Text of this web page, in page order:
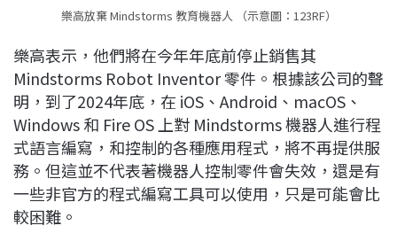
樂高放棄 Mindstorms 教育機器人 （示意圖：123RF）
樂高表示，他們將在今年年底前停止銷售其
Mindstorms Robot Inventor 零件。根據該公司的聲
明，到了2024年底，在 iOS、Android、macOS、
Windows 和 Fire OS 上對 Mindstorms 機器人進行程
式語言編寫，和控制的各種應用程式，將不再提供服
務。但這並不代表著機器人控制零件會失效，還是有
一些非官方的程式編寫工具可以使用，只是可能會比
較困難。